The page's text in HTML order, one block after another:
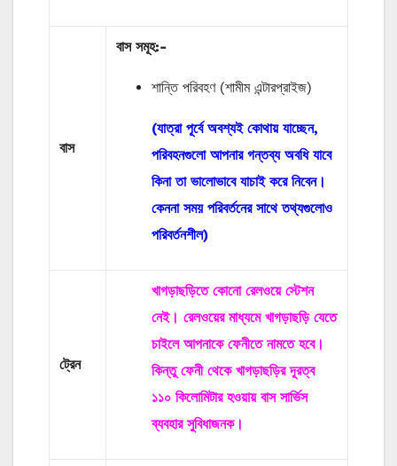
বাস
বাস সমূহ:-
শান্তি পরিবহণ (শামীম এন্টারপ্রাইজ)
(যাত্রা পূর্বে অবশ্যই কোথায় যাচ্ছেন,
পরিবহনগুলো আপনার গন্তব্য অবধি যাবে
কিনা তা ভালোভাবে যাচাই করে নিবেন।
কেননা সময় পরিবর্তনের সাথে তথ্যগুলোও
পরিবর্তনশীল)
ট্রেন
খাগড়াছড়িতে কোনো রেলওয়ে স্টেশন
নেই। রেলওয়ের মাধ্যমে খাগড়াছড়ি যেতে
চাইলে আপনাকে ফেনীতে নামতে হবে।
কিন্তু ফেনী থেকে খাগড়াছড়ির দূরত্ব
১১০ কিলোমিটার হওয়ায় বাস সার্ভিস
ব্যবহার সুবিধাজনক।